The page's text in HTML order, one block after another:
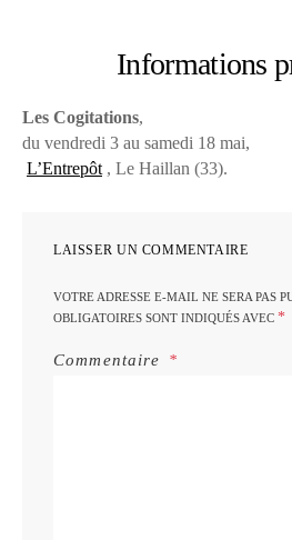
Informations
Les Cogitations,
du vendredi 3 au samedi 18 mai,
L’Entrepôt , Le Haillan (33).
LAISSER UN COMMENTAIRE
VOTRE ADRESSE E-MAIL NE SERA PAS
OBLIGATOIRES SONT INDIQUÉS AVEC *
Commentaire